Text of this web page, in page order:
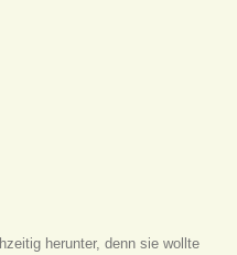
herunter, denn sie wollte